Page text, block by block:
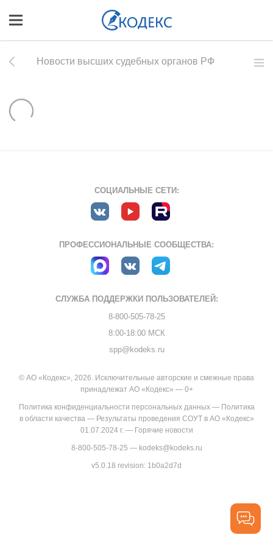
Новости высших судебных органов РФ
СОЦИАЛЬНЫЕ СЕТИ:
ПРОФЕССИОНАЛЬНЫЕ СООБЩЕСТВА:
СЛУЖБА ПОДДЕРЖКИ ПОЛЬЗОВАТЕЛЕЙ:
8-800-505-78-25
8:00-18:00 МСК
spp@kodeks.ru
© АО «Кодекс», 2026. Исключительные авторские и смежные права
принадлежат АО «Кодекс» — 0+
Политика конфиденциальности персональных данных— Политика
в области качества— Результаты проведения СОУТ в АО «Кодекс»
01.07.2024 г.— Горячие новости
8-800-505-78-25 — kodeks@kodeks.ru
v5.0.18 revision: 1b0a2d7d